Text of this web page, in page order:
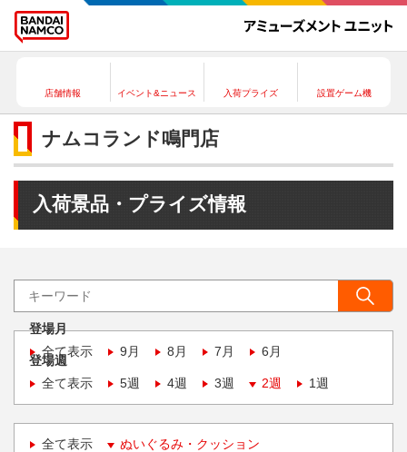
店舗情報 イベント&ニュース 入荷プライズ 設置ゲーム機
ナムコランド鳴門店
入荷景品・プライズ情報
登場月
全て表示
9月 8月 7月 6月
登場週
全て表示
5週 4週 3週 2週 1週
全て表示 ぬいぐるみ・クッション